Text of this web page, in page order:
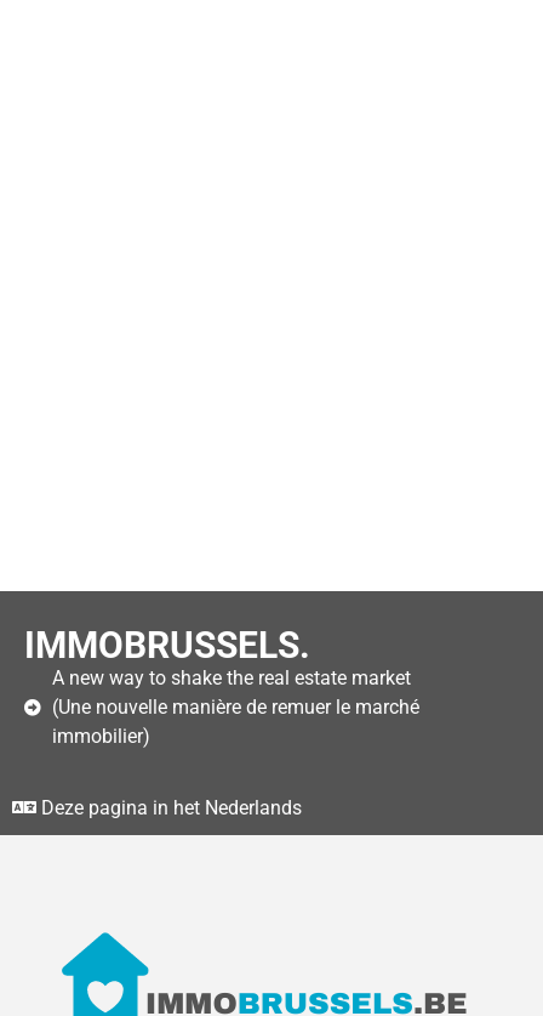
IMMOBRUSSELS.
A new way to shake the real estate market
(Une nouvelle manière de remuer le marché
immobilier)
Deze pagina in het Nederlands